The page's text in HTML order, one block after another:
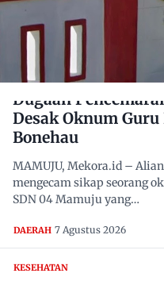
Dugaan
Desak Oknum
Bonehau
MAMUJU, Mekora.id –
mengecam sikap seorang
SDN 04 Mamuju yang…
DAERAH 7 Agustus 2026
KESEHATAN